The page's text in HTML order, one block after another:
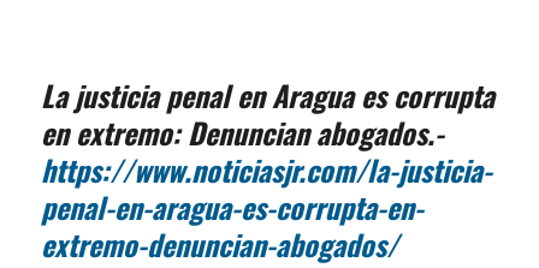
La justicia penal en Aragua es corrupta
en extremo: Denuncian abogados.-
https://www.noticiasjr.com/la-justicia-
penal-en-aragua-es-corrupta-en-
extremo-denuncian-abogados/